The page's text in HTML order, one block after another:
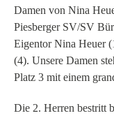
Damen von Nina
Piesberger SV/SV
Eigentor Nina Heuer
(4). Unsere Damen
Platz 3 mit einem
Die 2. Herren bestritt